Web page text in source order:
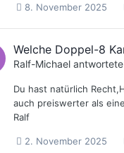
8. November 2025
Welche Doppel-8
Ralf-Michael
Du hast natürlich
auch preiswerter als
Ralf
2. November 2025